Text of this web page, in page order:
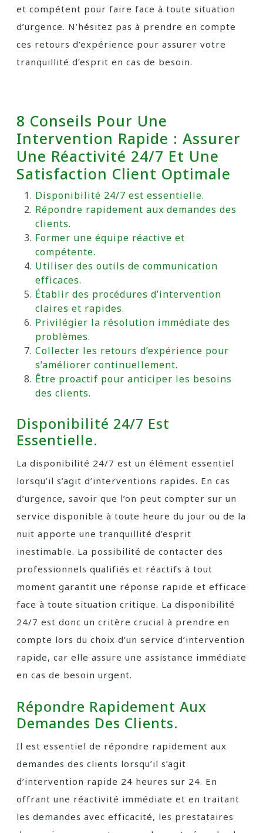
et compétent pour faire face à toute situation
d’urgence. N’hésitez pas à prendre en compte
ces retours d’expérience pour assurer votre
tranquillité d’esprit en cas de besoin.
8 Conseils Pour Une
Intervention Rapide : Assurer
Une Réactivité 24/7 Et Une
Satisfaction Client Optimale
Disponibilité 24/7 est essentielle.
Répondre rapidement aux demandes des
clients.
Former une équipe réactive et
compétente.
Utiliser des outils de communication
efficaces.
Établir des procédures d’intervention
claires et rapides.
Privilégier la résolution immédiate des
problèmes.
Collecter les retours d’expérience pour
s’améliorer continuellement.
Être proactif pour anticiper les besoins
des clients.
Disponibilité 24/7 Est
Essentielle.
La disponibilité 24/7 est un élément essentiel
lorsqu’il s’agit d’interventions rapides. En cas
d’urgence, savoir que l’on peut compter sur un
service disponible à toute heure du jour ou de la
nuit apporte une tranquillité d’esprit
inestimable. La possibilité de contacter des
professionnels qualifiés et réactifs à tout
moment garantit une réponse rapide et efficace
face à toute situation critique. La disponibilité
24/7 est donc un critère crucial à prendre en
compte lors du choix d’un service d’intervention
rapide, car elle assure une assistance immédiate
en cas de besoin urgent.
Répondre Rapidement Aux
Demandes Des Clients.
Il est essentiel de répondre rapidement aux
demandes des clients lorsqu’il s’agit
d’intervention rapide 24 heures sur 24. En
offrant une réactivité immédiate et en traitant
les demandes avec efficacité, les prestataires